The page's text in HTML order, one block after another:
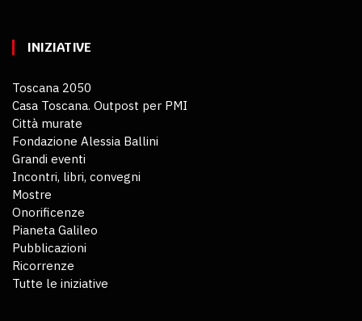
INIZIATIVE
Toscana 2050
Casa Toscana. Outpost per PMI
Città murate
Fondazione Alessia Ballini
Grandi eventi
Incontri, libri, convegni
Mostre
Onorificenze
Pianeta Galileo
Pubblicazioni
Ricorrenze
Tutte le iniziative